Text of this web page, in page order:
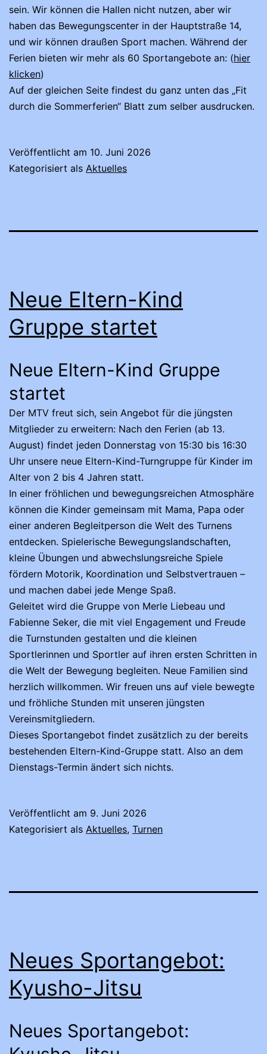
sein. Wir können die Hallen nicht nutzen, aber wir
haben das Bewegungscenter in der Hauptstraße 14,
und wir können draußen Sport machen. Während der
Ferien bieten wir mehr als 60 Sportangebote an: (hier
klicken)
Auf der gleichen Seite findest du ganz unten das „Fit
durch die Sommerferien“ Blatt zum selber ausdrucken.
Veröffentlicht am 10. Juni 2026
Kategorisiert als Aktuelles
Neue Eltern-Kind
Gruppe startet
Neue Eltern-Kind Gruppe
startet
Der MTV freut sich, sein Angebot für die jüngsten
Mitglieder zu erweitern: Nach den Ferien (ab 13.
August) findet jeden Donnerstag von 15:30 bis 16:30
Uhr unsere neue Eltern-Kind-Turngruppe für Kinder im
Alter von 2 bis 4 Jahren statt.
In einer fröhlichen und bewegungsreichen Atmosphäre
können die Kinder gemeinsam mit Mama, Papa oder
einer anderen Begleitperson die Welt des Turnens
entdecken. Spielerische Bewegungslandschaften,
kleine Übungen und abwechslungsreiche Spiele
fördern Motorik, Koordination und Selbstvertrauen –
und machen dabei jede Menge Spaß.
Geleitet wird die Gruppe von Merle Liebeau und
Fabienne Seker, die mit viel Engagement und Freude
die Turnstunden gestalten und die kleinen
Sportlerinnen und Sportler auf ihren ersten Schritten in
die Welt der Bewegung begleiten. Neue Familien sind
herzlich willkommen. Wir freuen uns auf viele bewegte
und fröhliche Stunden mit unseren jüngsten
Vereinsmitgliedern.
Dieses Sportangebot findet zusätzlich zu der bereits
bestehenden Eltern-Kind-Gruppe statt. Also an dem
Dienstags-Termin ändert sich nichts.
Veröffentlicht am 9. Juni 2026
Kategorisiert als Aktuelles, Turnen
Neues Sportangebot:
Kyusho-Jitsu
Neues Sportangebot: